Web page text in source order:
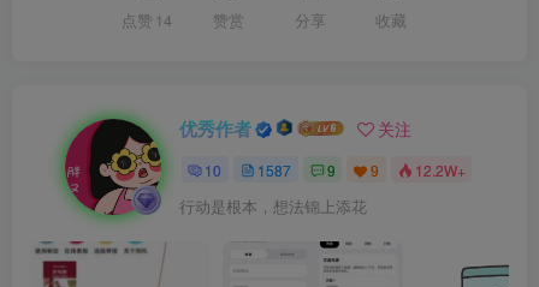
点赞 14 赞赏 分享 收藏
优秀作者 关注
10 1587 9 9 12.2W+
行动是根本，想法锦上添花